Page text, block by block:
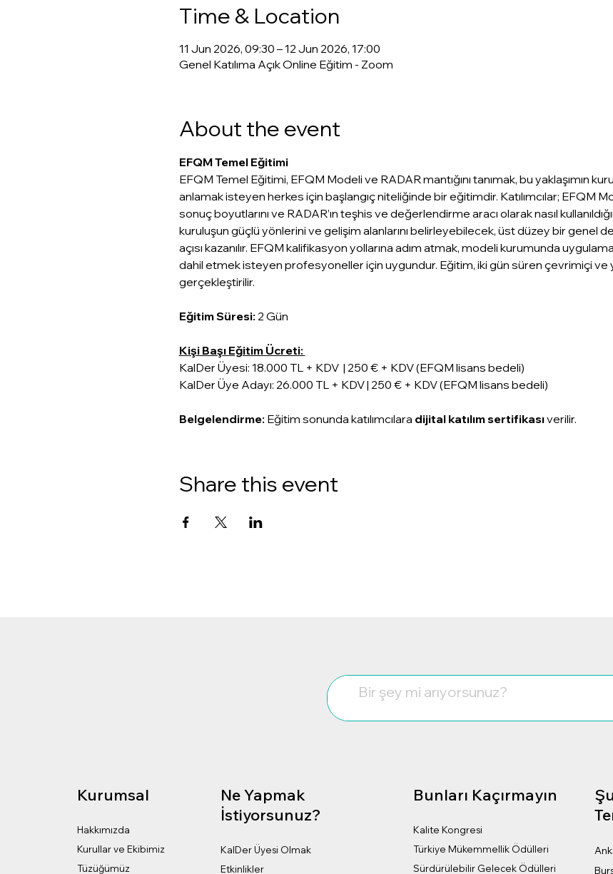
Time & Location
11 Jun 2026, 09:30 – 12 Jun 2026, 17:00
Genel Katılıma Açık Online Eğitim - Zoom
About the event
EFQM Temel Eğitimi
EFQM Temel Eğitimi, EFQM Modeli ve RADAR mantığını tanımak, bu yaklaşımın
anlamak isteyen herkes için başlangıç niteliğinde bir eğitimdir. Katılımcılar; EFQM
sonuç boyutlarını ve RADAR’ın teşhis ve değerlendirme aracı olarak nasıl
kuruluşun güçlü yönlerini ve gelişim alanlarını belirleyebilecek, üst düzey bir genel
açısı kazanılır. EFQM kalifikasyon yollarına adım atmak, modeli kurumunda
dahil etmek isteyen profesyoneller için uygundur. Eğitim, iki gün süren çevrimiçi
gerçekleştirilir.
EğitimSüresi: 2 Gün
Kişi Başı Eğitim Ücreti:
KalDer Üyesi: 18.000 TL + KDV  | 250 € + KDV (EFQM lisans bedeli)
KalDer Üye Adayı: 26.000 TL + KDV | 250 € + KDV (EFQM lisans bedeli)
Belgelendirme: Eğitim sonunda katılımcılara dijital katılım sertifikası verilir.
Share this event
Kurumsal
Hakkımızda
Kurullar ve Ekibimiz
Tüzüğümüz
Bunları Kaçırmayın
Kalite Kongresi
Türkiye Mükemmellik Ödülleri
Sürdürülebilir Gelecek Ödülleri
Ne Yapmak
İstiyorsunuz?
KalDer Üyesi Olmak
Etkinlikler